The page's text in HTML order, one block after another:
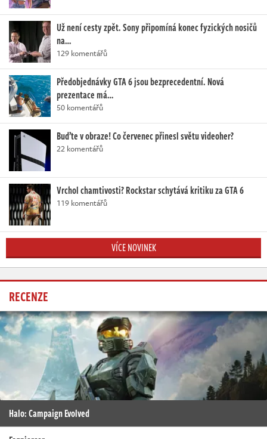
Už není cesty zpět. Sony připomíná konec fyzických nosičů
na…
129 komentářů
Předobjednávky GTA 6 jsou bezprecedentní. Nová
prezentace má…
50 komentářů
Buďte v obraze! Co červenec přinesl světu videoher?
22 komentářů
Vrchol chamtivosti? Rockstar schytává kritiku za GTA 6
119 komentářů
VÍCE NOVINEK
RECENZE
Halo: Campaign Evolved